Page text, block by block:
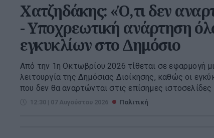
Χατζηδάκης: «Ό,τι δεν
- Υποχρεωτική ανάρτηση
εγκυκλίων στο Δημόσιο
Από την 1η Οκτωβρίου 2026 τίθεται σε εφαρμογή
λειτουργία της Δημόσιας Διοίκησης, καθώς οι
που δεν θα αναρτώνται στις επίσημες ιστοσελίδες
12:30 | 07 Αυγούστου 2026 Πολιτική